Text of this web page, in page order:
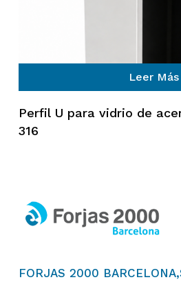
Leer Más
Perfil U para vidrio de
316
FORJAS 2000